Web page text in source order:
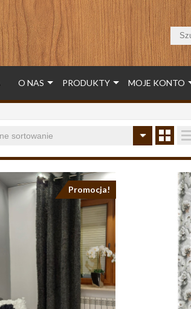
O NAS PRODUKTY MOJE KONTO
Promocja!